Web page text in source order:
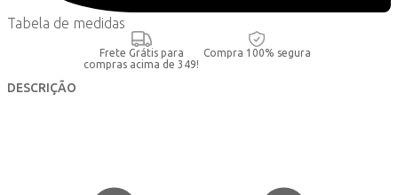
Tabela de medidas
Frete Grátis para
compras acima de 349!
Compra 100% segura
DESCRIÇÃO